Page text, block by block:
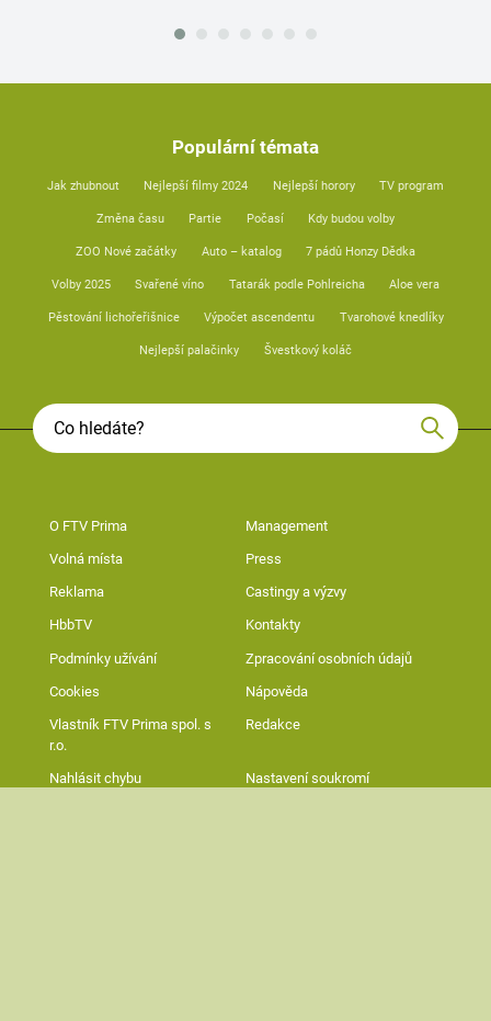
Populární témata
Jak zhubnout Nejlepší filmy 2024 Nejlepší horory TV program
Změna času Partie Počasí Kdy budou volby
ZOO Nové začátky Auto – katalog 7 pádů Honzy Dědka
Volby 2025 Svařené víno Tatarák podle Pohlreicha Aloe vera
Pěstování lichořeřišnice Výpočet ascendentu Tvarohové knedlíky
Nejlepší palačinky Švestkový koláč
O FTV Prima Management
Volná místa Press
Reklama Castingy a výzvy
HbbTV Kontakty
Podmínky užívání Zpracování osobních údajů
Cookies Nápověda
Vlastník FTV Prima spol. s
r.o.
Redakce
Nahlásit chybu Nastavení soukromí